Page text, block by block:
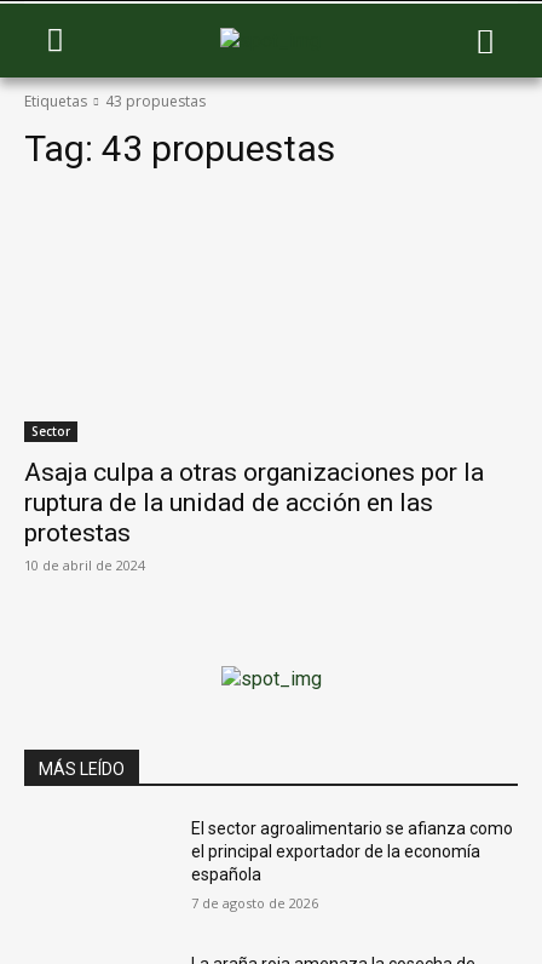
Etiquetas 43 propuestas
Tag: 43 propuestas
Sector
Asaja culpa a otras organizaciones por la
ruptura de la unidad de acción en las
protestas
10 de abril de 2024
MÁS LEÍDO
El sector agroalimentario se afianza como
el principal exportador de la economía
española
7 de agosto de 2026